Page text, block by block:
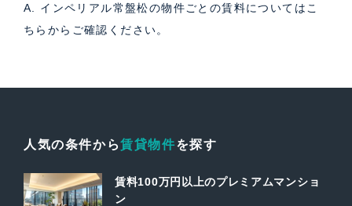
A. インペリアル常盤松の物件ごとの賃料については こ
ちら からご確認ください。
人気の条件から賃貸物件を探す
賃料100万円以上のプレミアムマンショ
ン